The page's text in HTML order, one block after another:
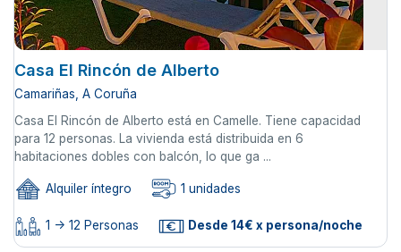
Casa El Rincón de Alberto
Camariñas, A Coruña
Casa El Rincón de Alberto está en Camelle. Tiene capacidad
para 12 personas. La vivienda está distribuida en 6
habitaciones dobles con balcón, lo que ga ...
Alquiler íntegro 1 unidades
1 -> 12 Personas Desde 14€ x persona/noche